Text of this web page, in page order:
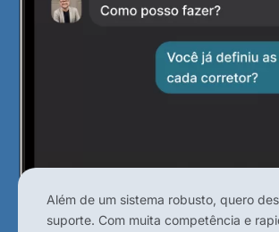
Além de um sistema robusto, quero
suporte. Com muita competência e